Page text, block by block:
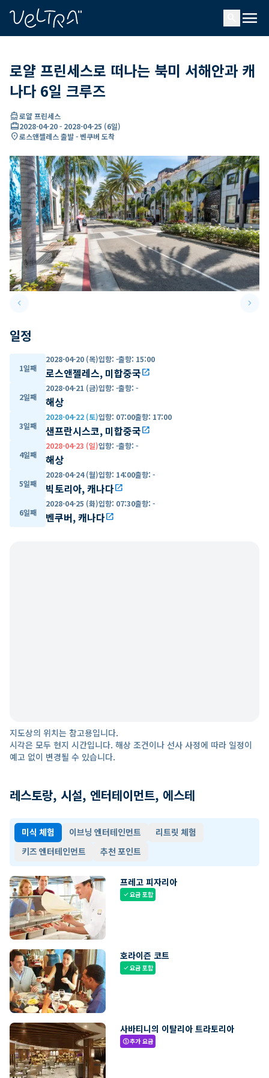
menu
로얄 프린세스로 떠나는 북미 서해안과 캐
나다 6일 크루즈
directions_boat로얄 프린세스
card_travel2028-04-20- 2028-04-25 (6일)
location_on로스앤젤레스 출발 - 벤쿠버 도착
keyboard_arrow_leftPrevious slide keyboard_arrow_right
일정
1일째
2028-04-20 (목)입항: -출항: 15:00
로스앤젤레스, 미합중국open_in_new
2일째
2028-04-21 (금)입항: -출항: -
해상
3일째
2028-04-22 (토)입항: 07:00출항: 17:00
샌프란시스코, 미합중국open_in_new
4일째
2028-04-23 (일)입항: -출항: -
해상
5일째
2028-04-24 (월)입항: 14:00출항: -
빅토리아, 캐나다open_in_new
6일째
2028-04-25 (화)입항: 07:30출항: -
벤쿠버, 캐나다open_in_new
지도상의 위치는 참고용입니다.
시각은 모두 현지 시간입니다. 해상 조건이나 선사 사정에 따라 일정이
예고 없이 변경될 수 있습니다.
레스토랑, 시설, 엔터테이먼트, 에스테
미식 체험 이브닝 엔터테인먼트
리트릿 체험
키즈 엔터테인먼트
추천 포인트
프레고 피자리아
check요금 포함
호라이즌 코트
check요금 포함
사바티니의 이탈리아 트라토리아
paid추가 요금